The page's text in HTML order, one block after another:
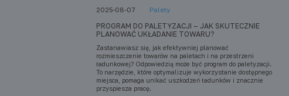
2025-08-07 Palety
PROGRAM DO PALETYZACJI – JAK SKUTECZNIE
PLANOWAĆ UKŁADANIE TOWARU?
Zastanawiasz się, jak efektywniej planować
rozmieszczenie towarów na paletach i na przestrzeni
ładunkowej? Odpowiedzią może być program do paletyzacji.
To narzędzie, które optymalizuje wykorzystanie dostępnego
miejsca, pomaga unikać uszkodzeń ładunków i znacznie
przyspiesza pracę.